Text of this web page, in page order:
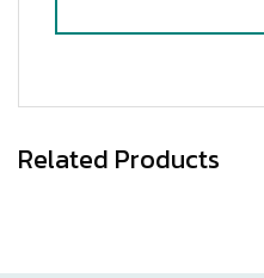
Related Products